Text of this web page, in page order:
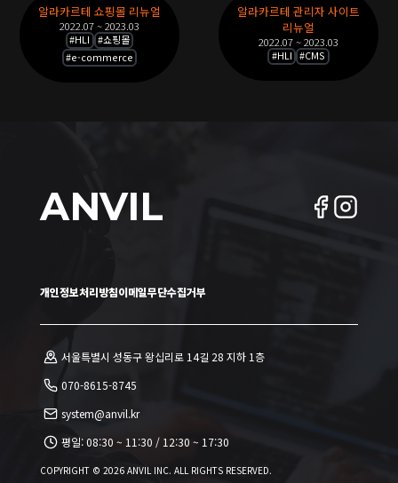
알라카르테 쇼핑몰 리뉴얼
2022.07 ~ 2023.03
#HLI #쇼핑몰
#e-commerce
알라카르테 관리자 사이트
리뉴얼
2022.07 ~ 2023.03
#HLI #CMS
ANVIL
개인정보처리방침이메일무단수집거부
서울특별시 성동구 왕십리로 14길 28 지하 1층
070-8615-8745
system@anvil.kr
평일:08:30 ~ 11:30 / 12:30 ~ 17:30
COPYRIGHT © 2026ANVIL INC. ALL RIGHTS RESERVED.